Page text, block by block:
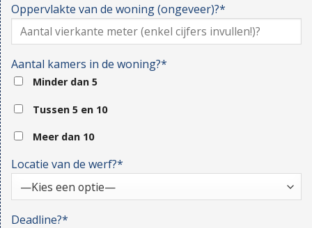
Oppervlakte van de woning (ongeveer)?*
Aantal kamers in de woning?*
Minder dan 5
Tussen 5 en 10
Meer dan 10
Locatie van de werf?*
Deadline?*